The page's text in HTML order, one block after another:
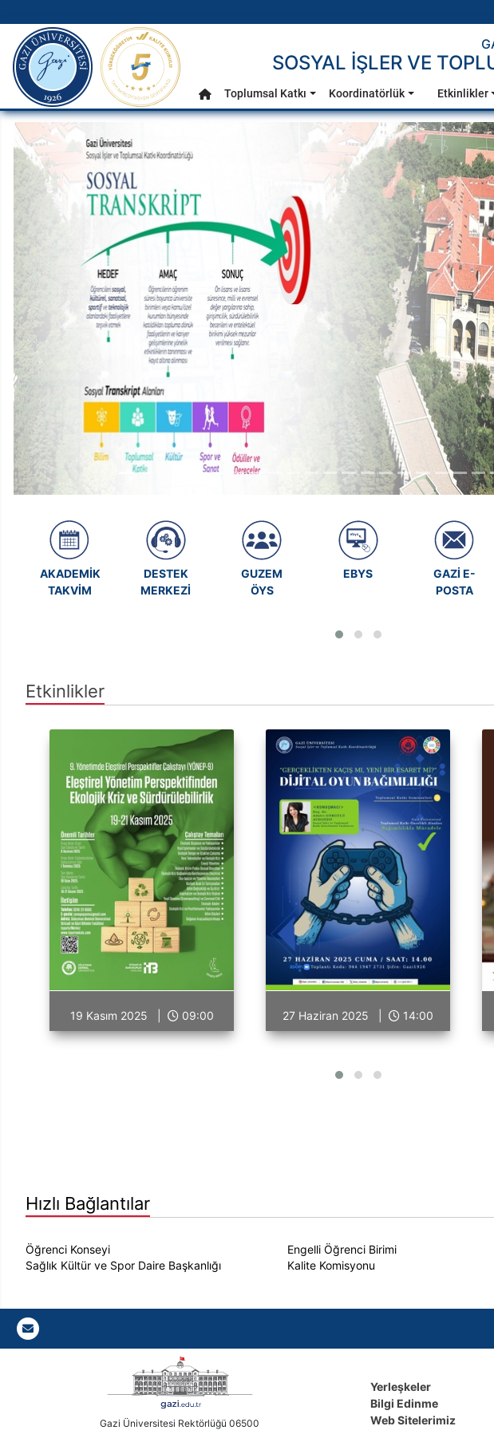
Ana Menü
gazi.edu.tr
SOSYAL İŞLER VE
Anasayfa
Toplumsal Katkı Koordinatörlük Etkinlikler
Önceki
AKADEMİK
TAKVİM
DESTEK
MERKEZİ
GUZEM
ÖYS
EBYS
GAZİ E-
POSTA
Etkinlikler
19 Kasım 2025 | 09:00 27 Haziran 2025 | 14:00
Hızlı Bağlantılar
Öğrenci Konseyi Engelli Öğrenci Birimi
Sağlık Kültür ve Spor Daire Başkanlığı
Kalite Komisyonu
Gazi E-Mail
Gazi Üniversitesi Rektörlüğü 06500
Yerleşkeler
Bilgi Edinme
Web Sitelerimiz